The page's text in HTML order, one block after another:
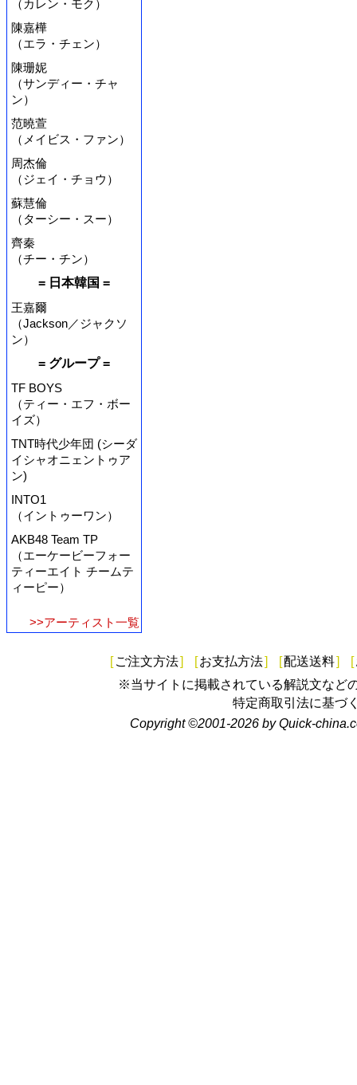
（カレン・モク）
陳嘉樺
（エラ・チェン）
陳珊妮
（サンディー・チャ
ン）
范曉萱
（メイビス・ファン）
周杰倫
（ジェイ・チョウ）
蘇慧倫
（ターシー・スー）
齊秦
（チー・チン）
= 日本韓国 =
王嘉爾
（Jackson／ジャクソ
ン）
= グループ =
TF BOYS
（ティー・エフ・ボー
イズ）
TNT時代少年団 (シーダ
イシャオニェントゥア
ン)
INTO1
（イントゥーワン）
AKB48 Team TP
（エーケービーフォー
ティーエイト チームテ
ィーピー）
>>アーティスト一覧
[ ご注文方法] [お支払方法] [配送送料] [
※当サイトに掲載されている解説文など
特定商取引法に基づ
Copyright ©2001-2026 by Quick-